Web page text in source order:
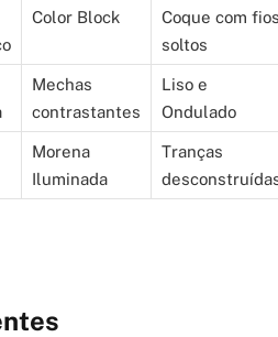
Color Block
Coque com
soltos
Mechas
contrastantes
Liso e
Ondulado
Morena
Iluminada
Tranças